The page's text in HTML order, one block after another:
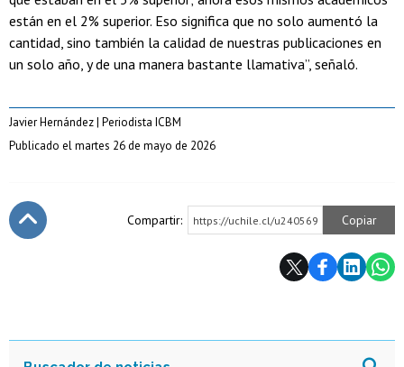
están en el 2% superior. Eso significa que no solo aumentó la
cantidad, sino también la calidad de nuestras publicaciones en
un solo año, y de una manera bastante llamativa”, señaló.
Javier Hernández | Periodista ICBM
Publicado el martes 26 de mayo de 2026
Compartir: https://uchile.cl/u240569 Copiar